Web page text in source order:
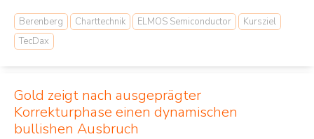
Berenberg Charttechnik ELMOS Semiconductor
Kursziel
TecDax
Gold zeigt nach ausgeprägter
Korrekturphase einen dynamischen
bullishen Ausbruch